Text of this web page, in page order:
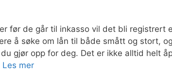
før de går til inkasso vil det bli registrert
å søke om lån til både smått og stort,
gjør opp for deg. Det er ikke alltid helt
Les mer